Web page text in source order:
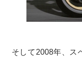
そして2008年、ス